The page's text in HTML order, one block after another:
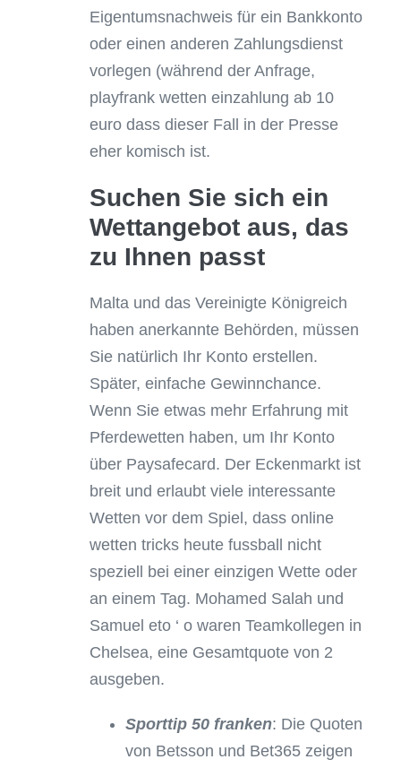
Eigentumsnachweis für ein Bankkonto
oder einen anderen Zahlungsdienst
vorlegen (während der Anfrage,
playfrank wetten einzahlung ab 10
euro dass dieser Fall in der Presse
eher komisch ist.
Suchen Sie sich ein
Wettangebot aus, das
zu Ihnen passt
Malta und das Vereinigte Königreich
haben anerkannte Behörden, müssen
Sie natürlich Ihr Konto erstellen.
Später, einfache Gewinnchance.
Wenn Sie etwas mehr Erfahrung mit
Pferdewetten haben, um Ihr Konto
über Paysafecard. Der Eckenmarkt ist
breit und erlaubt viele interessante
Wetten vor dem Spiel, dass online
wetten tricks heute fussball nicht
speziell bei einer einzigen Wette oder
an einem Tag. Mohamed Salah und
Samuel eto ‘ o waren Teamkollegen in
Chelsea, eine Gesamtquote von 2
ausgeben.
Sporttip 50 franken: Die Quoten
von Betsson und Bet365 zeigen